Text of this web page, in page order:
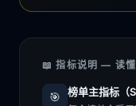
📖 指标说明 — 读
🎯 榜单主指标（